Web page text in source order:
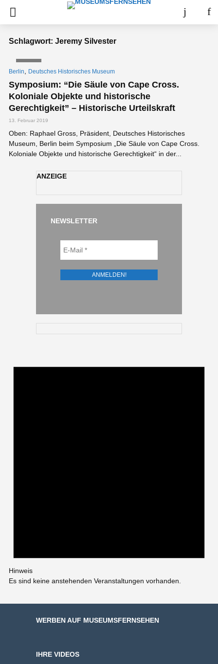
Schlagwort: Jeremy Silvester
Berlin Deutsches Historisches Museum
Symposium: “Die Säule von Cape Cross.
Koloniale Objekte und historische
Gerechtigkeit” – Historische Urteilskraft
13. Februar 2019
Oben: Raphael Gross, Präsident, Deutsches Historisches
Museum, Berlin beim Symposium „Die Säule von Cape Cross.
Koloniale Objekte und historische Gerechtigkeit“ in der...
ANZEIGE
NEWSLETTER
Hinweis
Es sind keine anstehenden Veranstaltungen vorhanden.
WERBEN AUF MUSEUMSFERNSEHEN
IHRE VIDEOS